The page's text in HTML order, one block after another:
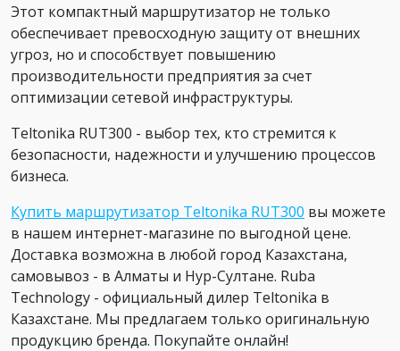
Этот компактный маршрутизатор не только
обеспечивает превосходную защиту от внешних
угроз, но и способствует повышению
производительности предприятия за счет
оптимизации сетевой инфраструктуры.
Teltonika RUT300 - выбор тех, кто стремится к
безопасности, надежности и улучшению процессов
бизнеса.
Купить маршрутизатор Teltonika RUT300 вы можете
в нашем интернет-магазине по выгодной цене.
Доставка возможна в любой город Казахстана,
самовывоз - в Алматы и Нур-Султане. Ruba
Technology - официальный дилер Teltonika в
Казахстане. Мы предлагаем только оригинальную
продукцию бренда. Покупайте онлайн!